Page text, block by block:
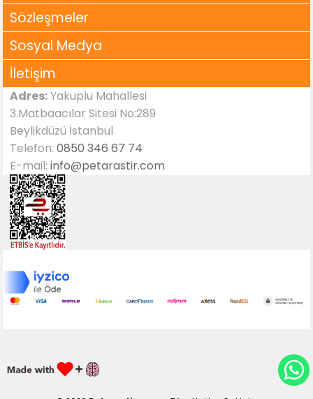
Sözleşmeler
Sosyal Medya
İletişim
Adres:Yakuplu Mahallesi
3.Matbaacılar Sitesi No:289
Beylikdüzü İstanbul
Telefon:0850 346 67 74
E-mail:info@petarastir.com